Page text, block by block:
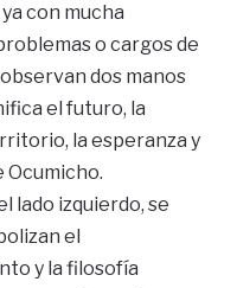
con mucha
o cargos de
dos manos
el futuro, la
la esperanza y
Ocumicho.
lado izquierdo, se
el
y la filosofía